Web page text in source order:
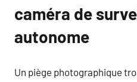
caméra de
autonome
Un piège photographique